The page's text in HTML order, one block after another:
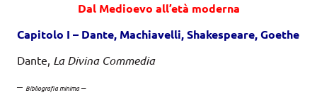
Dal Medioevo all’età moderna
Capitolo I – Dante, Machiavelli, Shakespeare, Goethe
Dante, La Divina Commedia
– Bibliografia minima–